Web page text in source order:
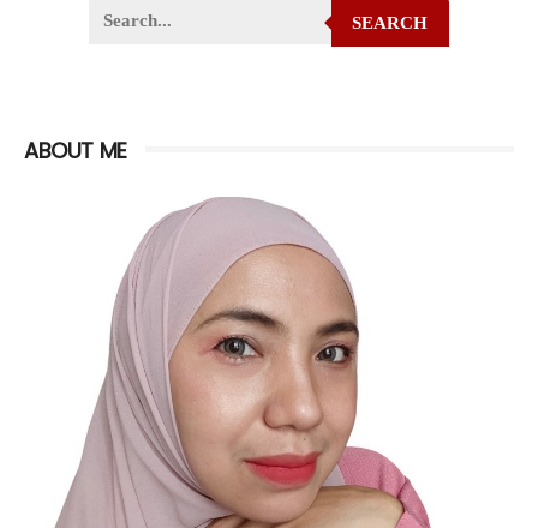
SEARCH
ABOUT ME